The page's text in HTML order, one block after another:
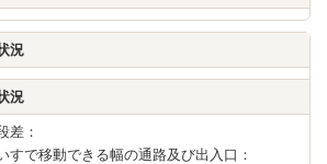
況
況
差：
すで移動できる幅の通路及び出入口：